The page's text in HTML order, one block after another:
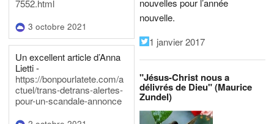
7552.html
3 octobre 2021
Un excellent article d’Anna
Lietti -
https://bonpourlatete.com/a
ctuel/trans-detrans-alertes-
pour-un-scandale-annonce
nouvelles pour l’année
nouvelle.
1 janvier 2017
"Jésus-Christ nous a
délivrés de Dieu" (Maurice
Zundel)